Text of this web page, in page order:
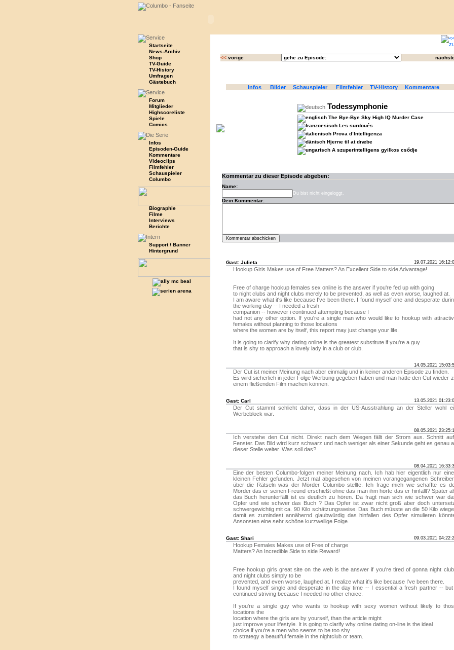
Startseite
News-Archiv
Shop
TV-Guide
TV-History
Umfragen
Gästebuch
Forum
Mitglieder
Highscoreliste
Spiele
Comics
Infos
Episoden-Guide
Kommentare
Videoclips
Filmfehler
Schauspieler
Columbo
Biographie
Filme
Interviews
Berichte
Support / Banner
Hintergrund
<<vorige
Infos Bilder Schauspieler Filmfehler TV-History Kommentare
Todessymphonie
The Bye-Bye Sky High IQ Murder Case
Les surdoués
Prova d’Intelligenza
Hjerne til at dræbe
A szuperintelligens gyilkos csődje
Kommentar zu dieser Episode abgeben:
Name:
Du bist nicht eingeloggt.
Dein Kommentar:
Gast: Julieta 19.07.2021
Hookup Girls Makes use of Free Matters? An Excellent Side to side Advantage!
Free of charge hookup females sex online is the answer if you're fed up with going
to night clubs and night clubs merely to be prevented, as well as even worse, laughed at.
I am aware what it's like because I've been there. I found myself one and desperate
the working day -- I needed a fresh
companion -- however i continued attempting because I
had not any other option. If you're a single man who would like to hookup with
females without planning to those locations
where the women are by itself, this report may just change your life.
It is going to clarify why dating online is the greatest substitute if you're a guy
that is shy to approach a lovely lady in a club or club.
14.05.2021
Der Cut ist meiner Meinung nach aber einmalig und in keiner anderen Episode zu finden.
Es wird sicherlich in jeder Folge Werbung gegeben haben und man hätte den Cut wieder
einem fließenden Film machen können.
Gast: Carl 13.05.2021
Der Cut stammt schlicht daher, dass in der US-Ausstrahlung an der Steller wohl
Werbeblock war.
08.05.2021
Ich verstehe den Cut nicht. Direkt nach dem Wiegen fällt der Strom aus. Schnitt
Fenster. Das Bild wird kurz schwarz und nach weniger als einer Sekunde geht es genau
dieser Stelle weiter. Was soll das?
08.04.2021
Eine der besten Columbo-folgen meiner Meinung nach. Ich hab hier eigentlich nur
kleinen Fehler gefunden. Jetzt mal abgesehen von meinen vorangegangenen
über die Rätseln was der Mörder Columbo stellte. Ich frage mich wie schaffte es
Mörder das er seinen Freund erschießt ohne das man ihm hörte das er hinfällt? Später
das Buch herunterfällt ist es deutlich zu hören. Da fragt man sich wie schwer war
Opfer und wie schwer das Buch ? Das Opfer ist zwar nicht groß aber doch
schwergewichtig mit ca. 90 Kilo schätzungsweise. Das Buch müsste an die 50 Kilo
damit es zumindest annähernd glaubwürdig das hinfallen des Opfer simulieren
Ansonsten eine sehr schöne kurzweilige Folge.
Gast: Shari 09.03.2021
Hookup Females Makes use of Free of charge
Matters? An Incredible Side to side Reward!
Free hookup girls great site on the web is the answer if you're tired of gonna night
and night clubs simply to be
prevented, and even worse, laughed at. I realize what it's like because I've been there.
I found myself single and desperate in the day time -- I essential a fresh partner --
continued striving because I needed no other choice.
If you're a single guy who wants to hookup with sexy women without likely to
locations the
location where the girls are by yourself, than the article might
just improve your lifestyle. It is going to clarify why online dating on-line is the ideal
choice if you're a men who seems to be too shy
to strategy a beautiful female in the nightclub or team.